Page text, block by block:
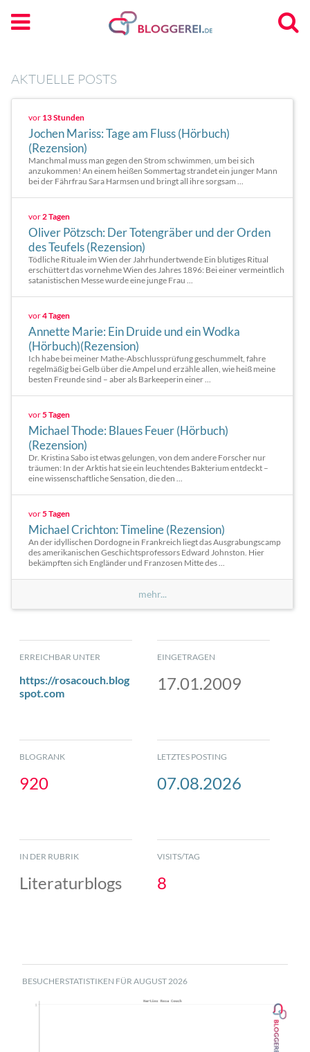
AKTUELLE POSTS
vor 13 Stunden
Jochen Mariss: Tage am Fluss (Hörbuch)
(Rezension)
Manchmal muss man gegen den Strom schwimmen, um bei sich
anzukommen! An einem heißen Sommertag strandet ein junger Mann
bei der Fährfrau Sara Harmsen und bringt all ihre sorgsam ...
vor2 Tagen
Oliver Pötzsch: Der Totengräber und der Orden
des Teufels (Rezension)
Tödliche Rituale im Wien der Jahrhundertwende Ein blutiges Ritual
erschüttert das vornehme Wien des Jahres 1896: Bei einer vermeintlich
satanistischen Messe wurde eine junge Frau ...
vor4 Tagen
Annette Marie: Ein Druide und ein Wodka
(Hörbuch)(Rezension)
Ich habe bei meiner Mathe-Abschlussprüfung geschummelt, fahre
regelmäßig bei Gelb über die Ampel und erzähle allen, wie heiß meine
besten Freunde sind – aber als Barkeeperin einer ...
vor5 Tagen
Michael Thode: Blaues Feuer (Hörbuch)
(Rezension)
Dr. Kristina Sabo ist etwas gelungen, von dem andere Forscher nur
träumen: In der Arktis hat sie ein leuchtendes Bakterium entdeckt –
eine wissenschaftliche Sensation, die den ...
vor5 Tagen
Michael Crichton: Timeline (Rezension)
An der idyllischen Dordogne in Frankreich liegt das Ausgrabungscamp
des amerikanischen Geschichtsprofessors Edward Johnston. Hier
bekämpften sich Engländer und Franzosen Mitte des ...
mehr...
ERREICHBAR UNTER
https://rosacouch.blog
spot.com
EINGETRAGEN
17.01.2009
BLOGRANK
920
LETZTES POSTING
07.08.2026
IN DER RUBRIK
Literaturblogs
VISITS/TAG
8
BESUCHERSTATISTIKEN FÜR AUGUST 2026